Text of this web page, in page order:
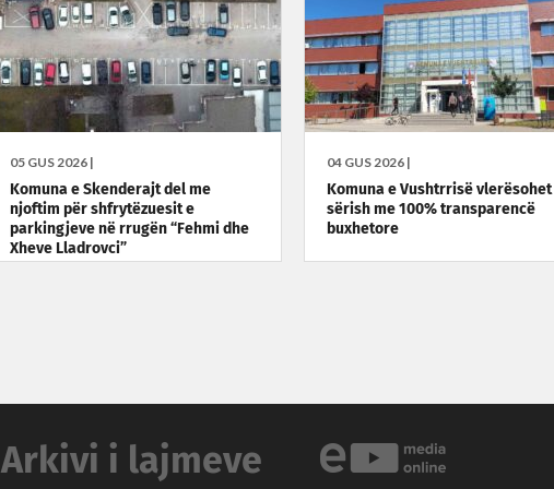
05 GUS 2026 |
Komuna e Skenderajt del me
njoftim për shfrytëzuesit e
parkingjeve në rrugën “Fehmi dhe
Xheve Lladrovci”
04 GUS 2026 |
Komuna e Vushtrrisë vlerësohet
sërish me 100% transparencë
buxhetore
Arkivi i lajmeve